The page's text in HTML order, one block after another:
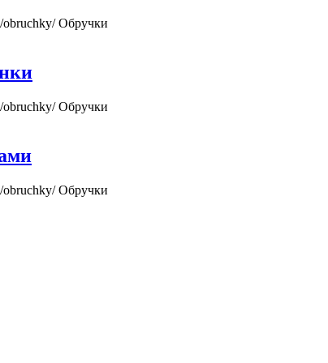
obruchky/Обручки
obruchky/Обручки
obruchky/Обручки